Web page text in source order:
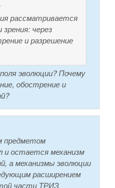
рассматривается
зрения: через
и разрешение
эволюции? Почему
обострение и
предметом
и остается механизм
а механизмы эволюции
расширением
части ТРИЗ